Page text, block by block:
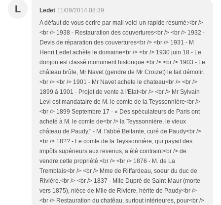
L Ledet 11/09/2014 08:39
A défaut de vous écrire par mail voici un rapide résumé:<br />
<br /> 1938 - Restauration des couvertures<br /> <br /> 1932 -
Devis de réparation des couvertures<br /> <br /> 1931 - M
Henri Ledet achète le domaine<br /> <br /> 1930 juin 18 - Le
donjon est classé monument historique.<br /> <br /> 1903 - Le
château brûle, Mr Navet (gendre de Mr Croizet) le fait démolir.
<br /> <br /> 1901 - Mr Navet achete le chateau<br /> <br />
1899 à 1901 - Projet de vente à l'Etat<br /> <br /> Mr Sylvain
Levi est mandataire de M. le comte de la Teyssonnière<br />
<br /> 1899 Septembre 17 - « Des spéculateurs de Paris ont
acheté à M. le comte de<br /> la Teyssonnière, le vieux
château de Paudy." - M. l'abbé Beltante, curé de Paudy<br />
<br /> 18?? - Le comte de la Teyssonnière, qui payait des
impôts supérieurs aux revenus, a été contraint<br /> de
vendre cette propriété.<br /> <br /> 1876 - M. de La
Tremblais<br /> <br /> Mme de Riffardeau, soeur du duc de
Rivière.<br /> <br /> 1837 - Mlle Dupré de Saint-Maur (morte
vers 1875), nièce de Mlle de Rivière, hérite de Paudy<br />
<br /> Restauration du chatêau, surtout intérieures, pour<br />